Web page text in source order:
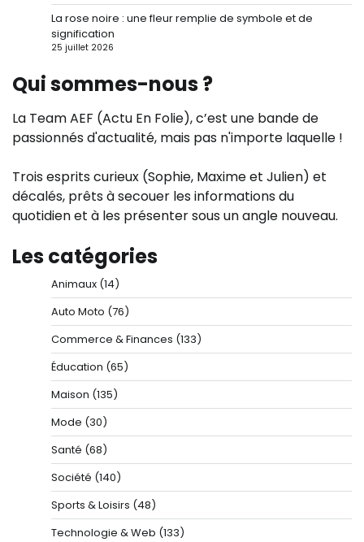
La rose noire : une fleur remplie de symbole et de
signification
25 juillet 2026
Qui sommes-nous ?
La Team AEF (Actu En Folie), c’est une bande de
passionnés d'actualité, mais pas n'importe laquelle !
Trois esprits curieux (Sophie, Maxime et Julien) et
décalés, prêts à secouer les informations du
quotidien et à les présenter sous un angle nouveau.
Les catégories
Animaux (14)
Auto Moto (76)
Commerce & Finances (133)
Éducation (65)
Maison (135)
Mode (30)
Santé (68)
Société (140)
Sports & Loisirs (48)
Technologie & Web (133)